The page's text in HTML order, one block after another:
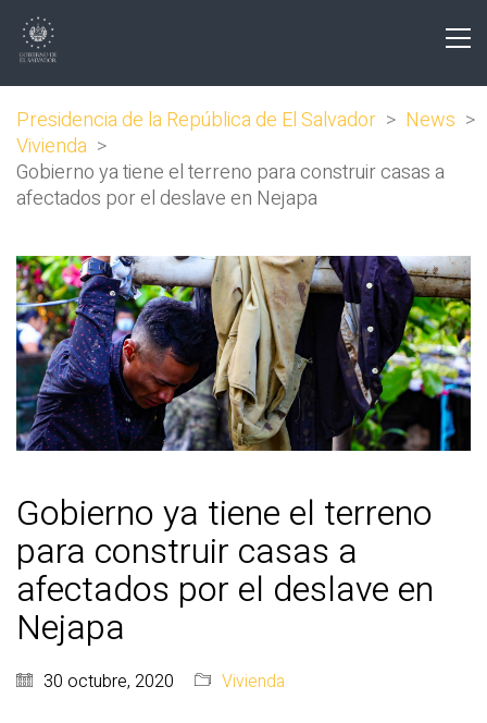
Presidencia de la República de El Salvador > News >
Vivienda >
Gobierno ya tiene el terreno para construir casas a
afectados por el deslave en Nejapa
Gobierno ya tiene el terreno
para construir casas a
afectados por el deslave en
Nejapa
30 octubre, 2020 Vivienda